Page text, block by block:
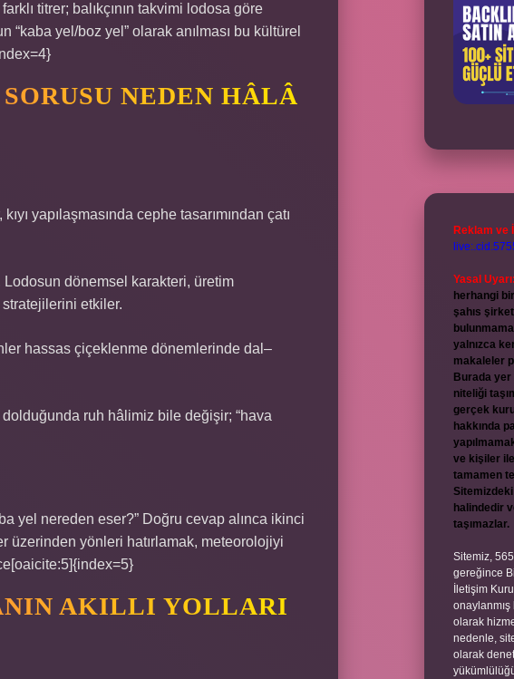
titrer; balıkçının takvimi lodosa göre
“kaba yel/boz yel” olarak anılması bu kültürel
NEDEN HÂLÂ
yapılaşmasında cephe tasarımından çatı
dönemsel karakteri, üretim
etkiler.
hassas çiçeklenme dönemlerinde dal–
ruh hâlimiz bile değişir; “hava
yel nereden eser?” Doğru cevap alınca ikinci
üzerinden yönleri hatırlamak, meteorolojiyi
AKILLI YOLLARI
Reklam ve
Yasal Uyarı:
herhangi
şahıs
yalnızca
makaleler
Burada
niteliği
gerçek
hakkında
ve kişiler
tamamen
halindedir
taşımazlar.
Sitemiz,
gereğince
İletişim
onaylanmış
olarak
nedenle,
olarak